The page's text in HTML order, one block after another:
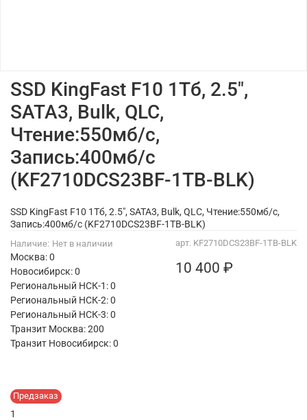
арт. KF2710DCS23BF-1TB-BLK
Наличие: Нет в наличии
Предзаказ
SSD KingFast F10 1Тб, 2.5",
SATA3, Bulk, QLC,
Чтение:550мб/с,
Запись:400мб/с
(KF2710DCS23BF-1TB-BLK)
Москва: 0
Новосибирск: 0
Региональный НСК-1: 0
Региональный НСК-2: 0
Региональный НСК-3: 0
Транзит Москва:200
Транзит Новосибирск:0
10 400 ₽
1
SSD KingFast F10 1Тб, 2.5", SATA3, Bulk, QLC, Чтение:550мб/с,
Запись:400мб/с (KF2710DCS23BF-1TB-BLK)